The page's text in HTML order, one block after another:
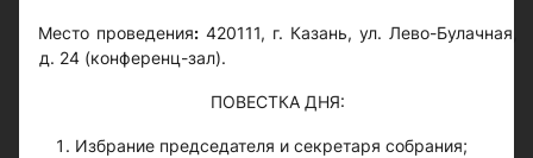
Место проведения: 420111, г. Казань, ул. Лево-Булачная,
д. 24 (конференц-зал).
ПОВЕСТКА ДНЯ:
Избрание председателя и секретаря собрания;